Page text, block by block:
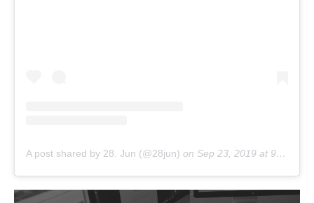
A post shared by 28. Jun (@28jun) on Sep 23, 2019 at 9:47pm PDT